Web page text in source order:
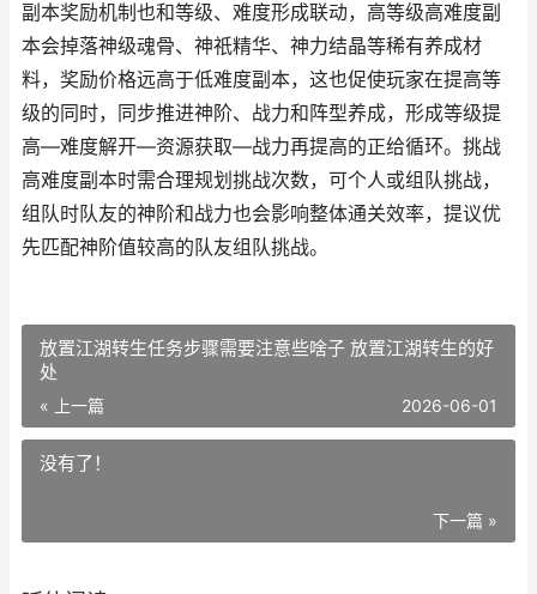
副本奖励机制也和等级、难度形成联动，高等级高难度副
本会掉落神级魂骨、神祇精华、神力结晶等稀有养成材
料，奖励价格远高于低难度副本，这也促使玩家在提高等
级的同时，同步推进神阶、战力和阵型养成，形成等级提
高—难度解开—资源获取—战力再提高的正给循环。挑战
高难度副本时需合理规划挑战次数，可个人或组队挑战，
组队时队友的神阶和战力也会影响整体通关效率，提议优
先匹配神阶值较高的队友组队挑战。
放置江湖转生任务步骤需要注意些啥子 放置江湖转生的好
处
« 上一篇 2026-06-01
没有了！
下一篇 »